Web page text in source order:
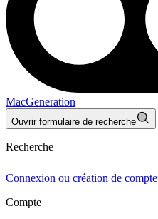
MacGeneration
Ouvrir formulaire de recherche
Recherche
Connexion ou création de compte
Compte